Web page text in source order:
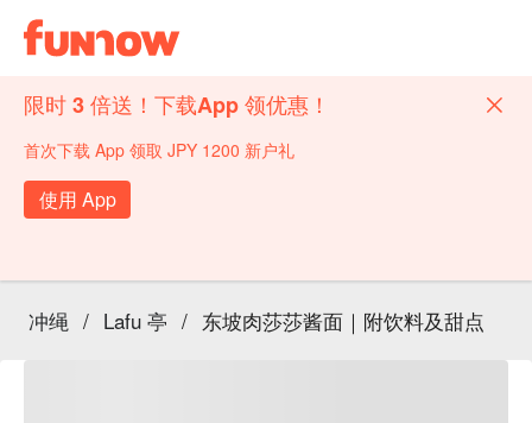
限时 3 倍送！下载App 领优惠！
首次下载 App 领取 JPY 1200 新户礼
使用 App
冲绳 / Lafu 亭 / 东坡肉莎莎酱面｜附饮料及甜点